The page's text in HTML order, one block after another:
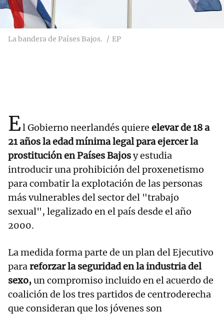
La bandera de Países Bajos. EP
El Gobierno neerlandés quiere elevar de 18 a
21 años la edad mínima legal para ejercer la
prostitución en Países Bajosy estudia
introducir una prohibición del proxenetismo
para combatir la explotación de las personas
más vulnerables del sector del "trabajo
sexual", legalizado en el país desde el año
2000.
La medida forma parte de un plan del Ejecutivo
parareforzar la seguridad en la industria del
sexo,un compromiso incluido en el acuerdo de
coalición de los tres partidos de centroderecha
que consideran que los jóvenes son